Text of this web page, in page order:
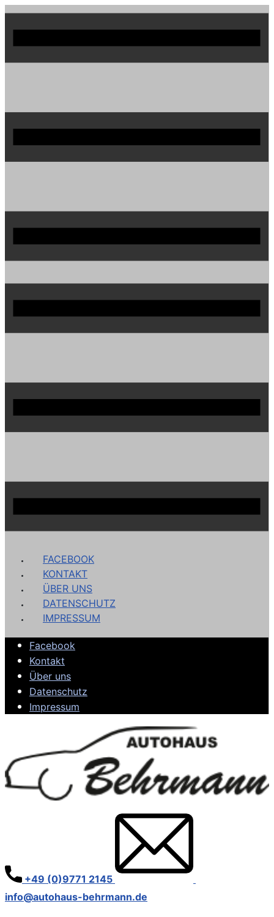
FACEBOOK
KONTAKT
ÜBER UNS
DATENSCHUTZ
IMPRESSUM
Facebook
Kontakt
Über uns
Datenschutz
Impressum
​+49 (0)9771 2145
info@autohaus-behrmann.de